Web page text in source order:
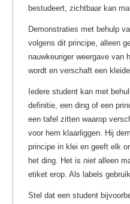
bestudeert, zichtbaar kan
Demonstraties met behulp
volgens dit principe, alleen
nauwkeuriger weergave van
wordt en verschaft een
Iedere student kan met
definitie, een ding of een
een tafel zitten waarop
voor hem klaarliggen. Hij
principe in klei en geeft elk
het ding. Het is niet alleen
etiket erop. Als labels
Stel dat een student